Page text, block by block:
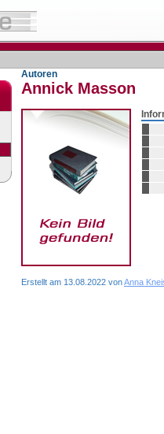
Autoren
Annick Masson
Erstellt am 13.08.2022 vonAnna